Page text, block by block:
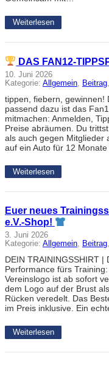
Weiterlesen
DAS FAN12-
10. Juni 2026
Kategorie: Allgemein, Beitrag,
tippen, fiebern, gewinnen!
passend dazu ist das
mitmachen: Anmelden,
Preise abräumen. Du
als auch gegen Mitglieder
auf ein Auto für 12
Weiterlesen
Euer neues
e.V.-Shop!
3. Juni 2026
Kategorie: Allgemein, Beitrag,
DEIN TRAININGSSHIRT |
Performance fürs
Vereinslogo ist ab sofort
dem Logo auf der Brust
Rücken veredelt. Das
im Preis inklusive. Ein
Weiterlesen